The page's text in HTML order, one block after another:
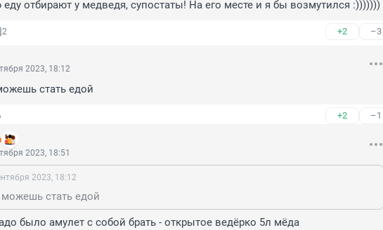
отбирают у медведя, супостаты! На его месте и я бы возмутился :)))))))
2 +2 –3
2023, 18:12
стать едой
+2 –1
2023, 18:51
2023, 18:12
стать едой
было амулет с собой брать - открытое ведёрко 5л мёда